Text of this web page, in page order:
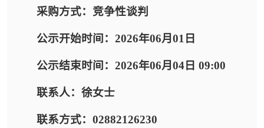
采购方式：竞争性谈判
公示开始时间：2026年06月01日
公示结束时间：2026年06月04日 09:00
联系人：徐女士
联系方式：02882126230